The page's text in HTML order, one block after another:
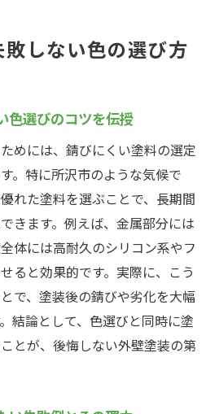
しない色の選び方
色選びのコツを伝授
めには、錆びにくい塗料の選定
。特に所沢市のような気候で
れた塗料を選ぶことで、長期間
きます。例えば、金属部分には
体には高耐久のシリコン系やフ
ると効果的です。実際に、こう
で、塗装後の錆びや劣化を大幅
結論として、色選びと同時に塗
とが、後悔しない外壁塗装の第